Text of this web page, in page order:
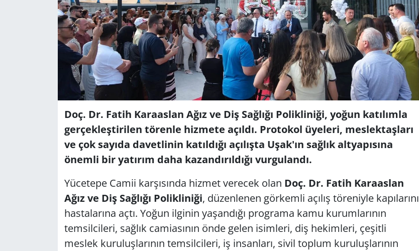
Doç. Dr. Fatih Karaaslan Ağız ve Diş Sağlığı Polikliniği, yoğun katılımla
gerçekleştirilen törenle hizmete açıldı. Protokol üyeleri, meslektaşları
ve çok sayıda davetlinin katıldığı açılışta Uşak'ın sağlık altyapısına
önemli bir yatırım daha kazandırıldığı vurgulandı.
Yücetepe Camii karşısında hizmet verecek olan Doç. Dr. Fatih Karaaslan
Ağız ve Diş Sağlığı Polikliniği, düzenlenen görkemli açılış töreniyle kapılarını
hastalarına açtı. Yoğun ilginin yaşandığı programa kamu kurumlarının
temsilcileri, sağlık camiasının önde gelen isimleri, diş hekimleri, çeşitli
meslek kuruluşlarının temsilcileri, iş insanları, sivil toplum kuruluşlarının